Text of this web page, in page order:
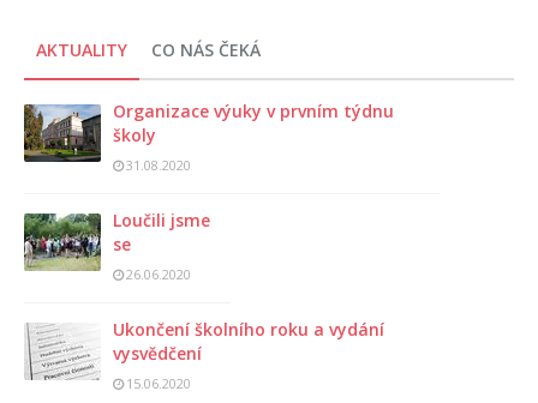
AKTUALITY CO NÁS ČEKÁ
Organizace výuky v prvním týdnu
školy
31.08.2020
Loučili jsme
se
26.06.2020
Ukončení školního roku a vydání
vysvědčení
15.06.2020